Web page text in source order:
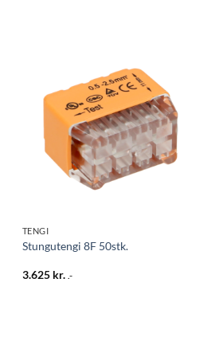
Bæta
við á
óskalista
TENGI
Stungutengi 8F 50stk.
3.625 kr. .-